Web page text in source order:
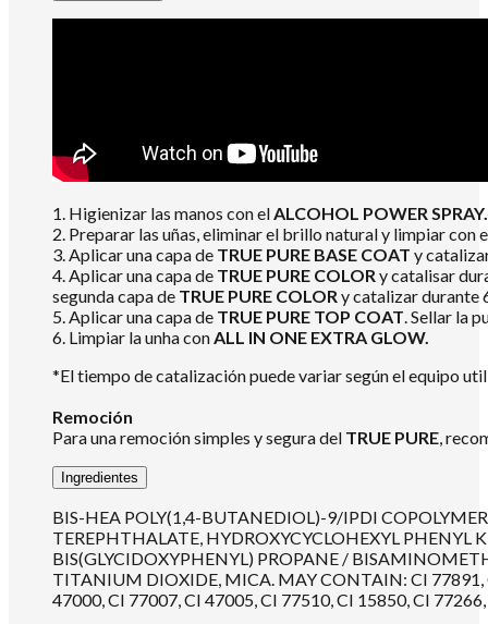
1. Higienizar las manos con elALCOHOL POWER SPRAY.
2. Preparar las uñas, eliminar el brillo natural y limpiar con
3. Aplicar una capa de TRUE PURE BASE COAT y
4. Aplicar una capa de TRUE PURE COLORy catalisar
segunda capa de TRUE PURE COLORy catalizar durante
5. Aplicar una capa de TRUE PURE TOP COAT. Sellar la
6. Limpiar la unha conALL IN ONE EXTRA GLOW.
*El tiempo de catalización puede variar según el equipo
Remoción
Para una remoción simples y segura del TRUE PURE,
Ingredientes
BIS-HEA POLY(1,4-BUTANEDIOL)-9/IPDI
TEREPHTHALATE, HYDROXYCYCLOHEXYL PHENYL
BIS(GLYCIDOXYPHENYL) PROPANE /
TITANIUM DIOXIDE, MICA. MAY CONTAIN: CI 77891,
47000, CI 77007, CI 47005, CI 77510, CI 15850, CI